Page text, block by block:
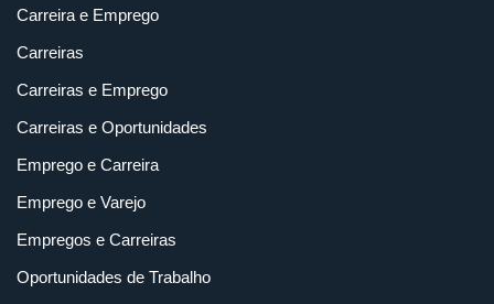
Carreira e Emprego
Carreiras
Carreiras e Emprego
Carreiras e Oportunidades
Emprego e Carreira
Emprego e Varejo
Empregos e Carreiras
Oportunidades de Trabalho